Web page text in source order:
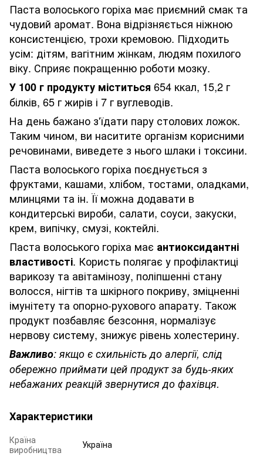
Паста волоського горіха має приємний смак та
чудовий аромат. Вона відрізняється ніжною
консистенцією, трохи кремовою. Підходить
усім: дітям, вагітним жінкам, людям похилого
віку. Сприяє покращенню роботи мозку.
У 100 г продукту міститься 654 ккал, 15,2 г
білків, 65 г жирів і 7 г вуглеводів.
На день бажано з'їдати пару столових ложок.
Таким чином, ви наситите організм корисними
речовинами, виведете з нього шлаки і токсини.
Паста волоського горіха поєднується з
фруктами, кашами, хлібом, тостами, оладками,
млинцями та ін. Її можна додавати в
кондитерські вироби, салати, соуси, закуски,
крем, випічку, смузі, коктейлі.
Паста волоського горіха має антиоксидантні
властивості. Користь полягає у профілактиці
варикозу та авітамінозу, поліпшенні стану
волосся, нігтів та шкірного покриву, зміцненні
імунітету та опорно-рухового апарату. Також
продукт позбавляє безсоння, нормалізує
нервову систему, знижує рівень холестерину.
Важливо: якщо є схильність до алергії, слід
обережно приймати цей продукт за будь-яких
небажаних реакцій звернутися до фахівця.
Характеристики
Країна
виробництва
Україна